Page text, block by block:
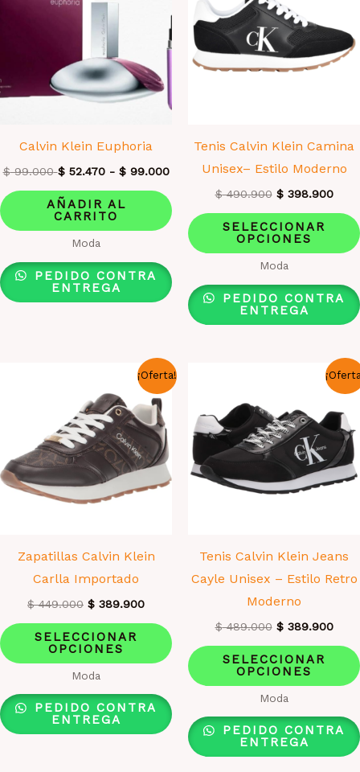
Calvin Klein Euphoria
$99.000 $52.470- $99.000
AÑADIR AL
CARRITO
Moda
PEDIDO CONTRA
ENTREGA
Tenis Calvin Klein Camina
Unisex– Estilo Moderno
$490.900 El
original
era:
$ 490.900.
$398.900El
$
SELECCIONAR
OPCIONES
Moda
PEDIDO CONTRA
ENTREGA
¡Oferta!
Zapatillas Calvin Klein
Carlla Importado
$449.000 El
original
era:
$ 449.000.
$ 389.900El
actual
$ 389.900.
SELECCIONAR
OPCIONES
producto
tiene
variantes.
Las
opciones
Moda
PEDIDO CONTRA
ENTREGA
Tenis Calvin Klein Jeans
Cayle Unisex – Estilo Retro
Moderno
$489.000 El
original
era:
$ 489.000.
$389.900El
$
SELECCIONAR
OPCIONES
Moda
PEDIDO CONTRA
ENTREGA